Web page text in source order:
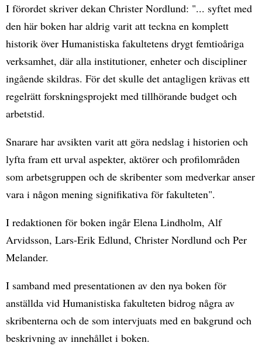
I förordet skriver dekan Christer Nordlund: "... syftet med
den här boken har aldrig varit att teckna en komplett
historik över Humanistiska fakultetens drygt femtioåriga
verksamhet, där alla institutioner, enheter och discipliner
ingående skildras. För det skulle det antagligen krävas ett
regelrätt forskningsprojekt med tillhörande budget och
arbetstid.
Snarare har avsikten varit att göra nedslag i historien och
lyfta fram ett urval aspekter, aktörer och profilområden
som arbetsgruppen och de skribenter som medverkar anser
vara i någon mening signifikativa för fakulteten".
I redaktionen för boken ingår Elena Lindholm, Alf
Arvidsson, Lars-Erik Edlund, Christer Nordlund och Per
Melander.
I samband med presentationen av den nya boken för
anställda vid Humanistiska fakulteten bidrog några av
skribenterna och de som intervjuats med en bakgrund och
beskrivning av innehållet i boken.